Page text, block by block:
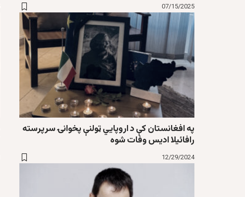
07/15/2025
په افغانستان کې د اروپایي ټولنې پخوانۍ سرپرسته
رافائیلا ادیس وفات شوه
12/29/2024